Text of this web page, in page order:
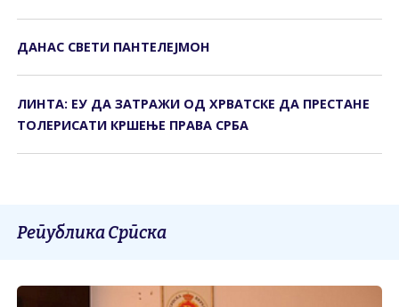
ДАНАС СВЕTИ ПАНTЕЛЕЈМОН
ЛИНТА: ЕУ ДА ЗАТРАЖИ ОД ХРВАТСКЕ ДА ПРЕСТАНЕ
ТОЛЕРИСАТИ КРШЕЊЕ ПРАВА СРБА
Република Српска